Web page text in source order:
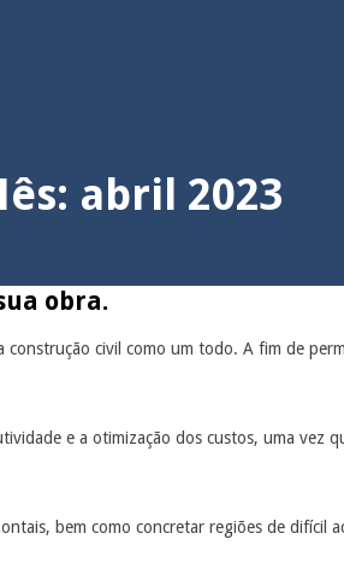
abril 2023
obra.
civil como um todo. A fim de
e a otimização dos custos, uma vez
bem como concretar regiões de difícil